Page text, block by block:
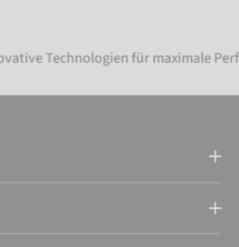
für maximale Performance